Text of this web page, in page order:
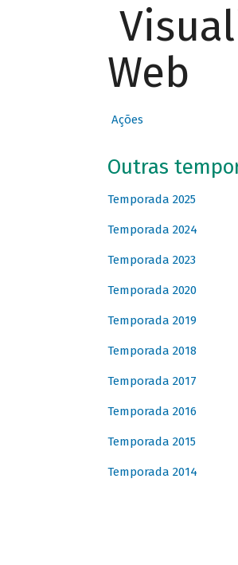
Web
Ações
Outras
Temporada 2025
Temporada 2024
Temporada 2023
Temporada 2020
Temporada 2019
Temporada 2018
Temporada 2017
Temporada 2016
Temporada 2015
Temporada 2014